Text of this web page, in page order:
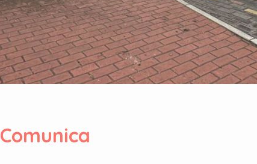
Comunica